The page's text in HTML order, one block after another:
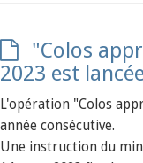
"Colos
2023 est
L'opération "Colos
année consécutive.
Une instruction du